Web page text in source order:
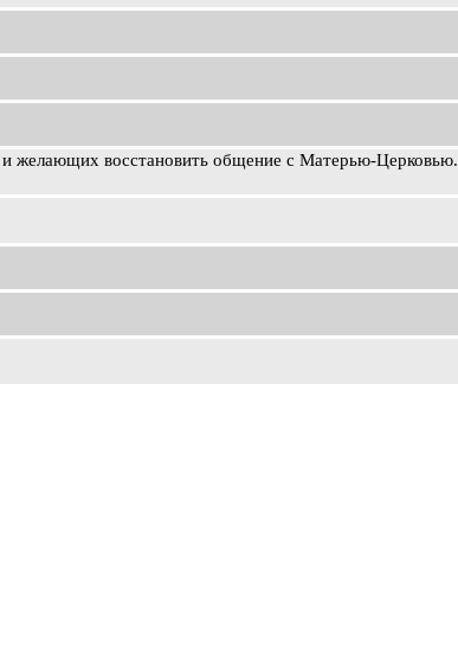
желающих восстановить общение с Матерью-Церковью.